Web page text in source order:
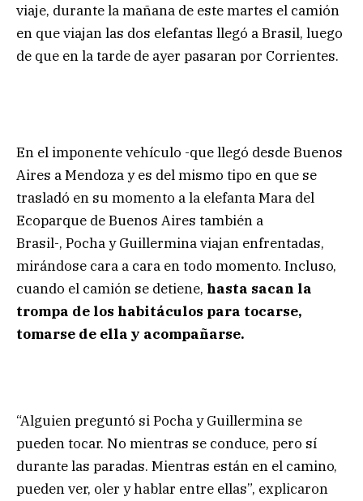
viaje, durante la mañana de este martes el camión
en que viajan las dos elefantas llegó a Brasil, luego
de que en la tarde de ayer pasaran por Corrientes.
En el imponente vehículo -que llegó desde Buenos
Aires a Mendoza y es del mismo tipo en que se
trasladó en su momento a la elefanta Mara del
Ecoparque de Buenos Aires también a
Brasil-, Pocha y Guillermina viajan enfrentadas,
mirándose cara a cara en todo momento. Incluso,
cuando el camión se detiene, hasta sacan la
trompa de los habitáculos para tocarse,
tomarse de ella y acompañarse.
“Alguien preguntó si Pocha y Guillermina se
pueden tocar. No mientras se conduce, pero sí
durante las paradas. Mientras están en el camino,
pueden ver, oler y hablar entre ellas”, explicaron